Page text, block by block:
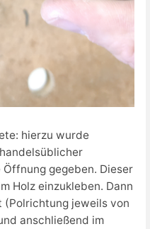
hierzu wurde
gegeben. Dieser
Holz einzukleben. Dann
jeweils von
anschließend im